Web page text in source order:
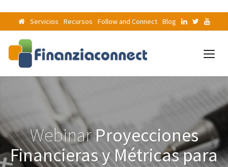
Servicios Recursos Follow and Connect Blog
WebinarProyecciones
Financieras y Métricas para